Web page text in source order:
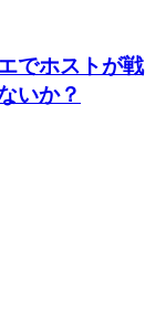
でホストが戦
いか？